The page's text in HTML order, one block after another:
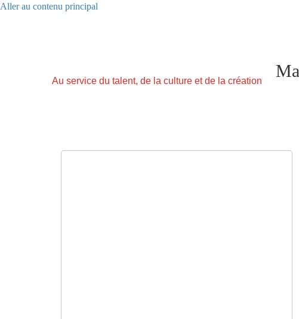
Aller au contenu principal
Au service du talent, de la culture et de la création